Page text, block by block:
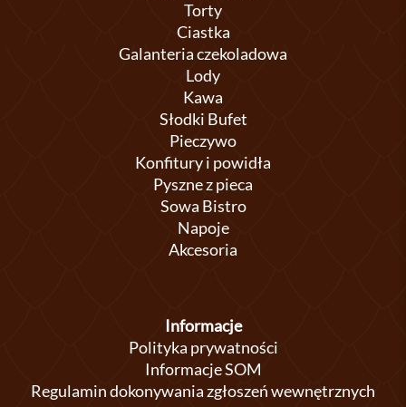
Torty
Ciastka
Galanteria czekoladowa
Lody
Kawa
Słodki Bufet
Pieczywo
Konfitury i powidła
Pyszne z pieca
Sowa Bistro
Napoje
Akcesoria
Informacje
Polityka prywatności
Informacje SOM
Regulamin dokonywania zgłoszeń wewnętrznych